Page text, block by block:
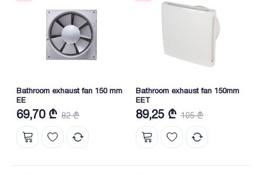
Bathroom exhaust fan 150 mm
EE
69,70 ₾ 82 ₾
Bathroom exhaust fan 150mm
EET
89,25 ₾ 105 ₾